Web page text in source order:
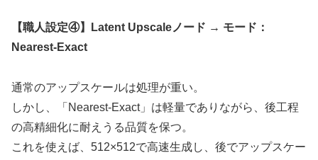
【職人設定④】Latent Upscaleノード → モード：
Nearest-Exact
通常のアップスケールは処理が重い。
しかし、「Nearest-Exact」は軽量でありながら、後工程
の高精細化に耐えうる品質を保つ。
これを使えば、512×512で高速生成し、後でアップスケー